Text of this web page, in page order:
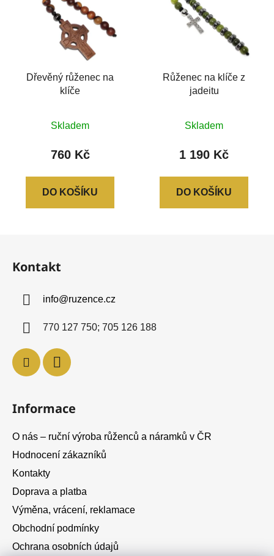
Dřevěný růženec na
klíče
hodnocení
produktu
z
Skladem
760 Kč
DO KOŠÍKU
Růženec na klíče z
jadeitu
Skladem
1 190 Kč
DO KOŠÍKU
Kontakt
info@ruzence.cz
770 127 750; 705 126 188
Informace
O nás – ruční výroba růženců a náramků v ČR
Hodnocení zákazníků
Kontakty
Doprava a platba
Výměna, vrácení, reklamace
Obchodní podmínky
Ochrana osobních údajů